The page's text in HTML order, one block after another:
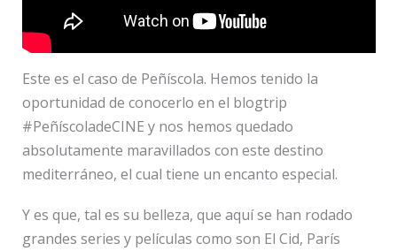
Este es el caso de Peñíscola. Hemos tenido la
oportunidad de conocerlo en el blogtrip
#PeñíscoladeCINE y nos hemos quedado
absolutamente maravillados con este destino
mediterráneo, el cual tiene un encanto especial.
Y es que, tal es su belleza, que aquí se han rodado
grandes series y películas como son El Cid, París